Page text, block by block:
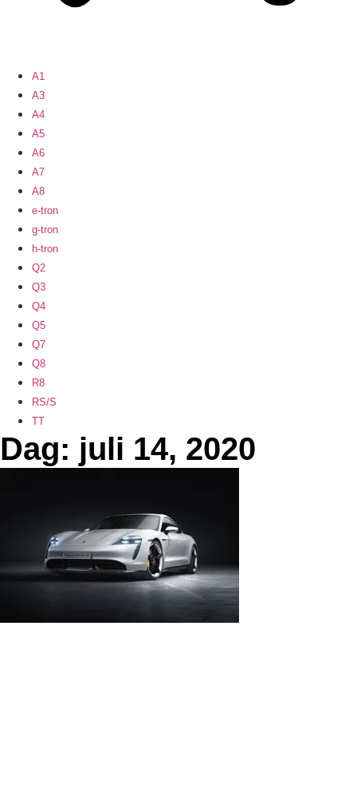
A1
A3
A4
A5
A6
A7
A8
e-tron
g-tron
h-tron
Q2
Q3
Q4
Q5
Q7
Q8
R8
RS/S
TT
Dag: juli 14, 2020